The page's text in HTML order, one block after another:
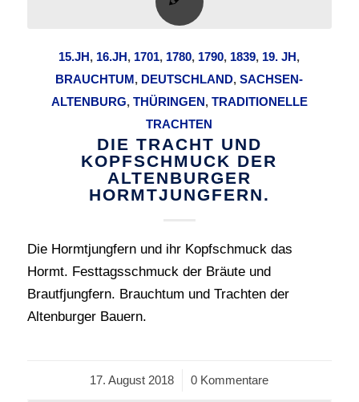
15.JH, 16.JH, 1701, 1780, 1790, 1839, 19. JH,
BRAUCHTUM, DEUTSCHLAND,SACHSEN-
ALTENBURG, THÜRINGEN, TRADITIONELLE
TRACHTEN
DIE TRACHT UND
KOPFSCHMUCK DER
ALTENBURGER
HORMTJUNGFERN.
Die Hormtjungfern und ihr Kopfschmuck das
Hormt. Festtagsschmuck der Bräute und
Brautfjungfern. Brauchtum und Trachten der
Altenburger Bauern.
17. August 2018
/ 0 Kommentare